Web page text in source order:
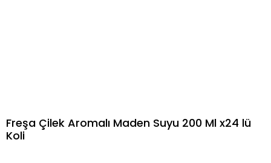
Freşa Çilek Aromalı Maden Suyu 200 Ml x24 lü
Koli